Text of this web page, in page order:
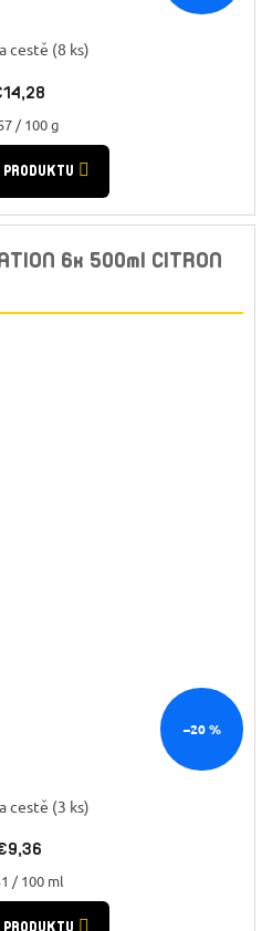
cestě (8 ks)
/ 100 g
6x 500ml CITRON
–20 %
cestě (3 ks)
/ 100 ml